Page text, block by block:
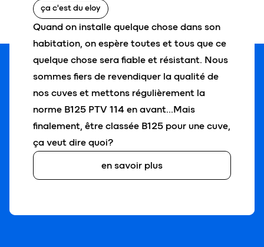
ça c'est du eloy
Quand on installe quelque chose dans son
habitation, on espère toutes et tous que ce
quelque chose sera fiable et résistant. Nous
sommes fiers de revendiquer la qualité de
nos cuves et mettons régulièrement la
norme B125 PTV 114 en avant…Mais
finalement, être classée B125 pour une cuve,
ça veut dire quoi?
en savoir plus